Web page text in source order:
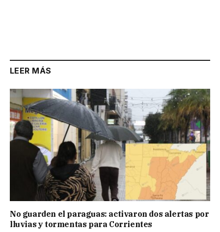
LEER MÁS
No guarden el paraguas: activaron dos alertas por
lluvias y tormentas para Corrientes